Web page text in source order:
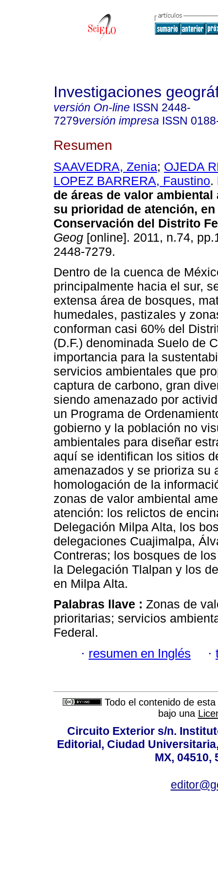
Investigaciones
versión On-line ISSN 2448-
7279versión impresa ISSN
Resumen
SAAVEDRA, Zenia; OJEDA
LOPEZ BARRERA, Faustino.
de áreas de valor ambiental
su prioridad de atención,
Conservación del Distrito
Geog [online]. 2011, n.74,
2448-7279.
Dentro de la cuenca de
principalmente hacia el sur,
extensa área de bosques,
humedales, pastizales y
conforman casi 60% del
(D.F.) denominada Suelo de
importancia para la
servicios ambientales que
captura de carbono, gran
siendo amenazado por
un Programa de
gobierno y la población no
ambientales para diseñar
aquí se identifican los sitios
amenazados y se prioriza su
homologación de la
zonas de valor ambiental
atención: los relictos de
Delegación Milpa Alta, los
delegaciones Cuajimalpa,
Contreras; los bosques de
la Delegación Tlalpan y los
en Milpa Alta.
Palabras llave : Zonas de
prioritarias; servicios
Federal.
· resumen en Inglés ·
Todo el contenido de
bajo una
Circuito Exterior s/n.
Editorial, Ciudad
MX, 04510,